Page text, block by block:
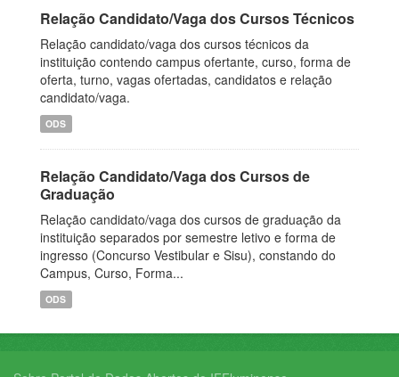
Relação Candidato/Vaga dos Cursos Técnicos
Relação candidato/vaga dos cursos técnicos da
instituição contendo campus ofertante, curso, forma de
oferta, turno, vagas ofertadas, candidatos e relação
candidato/vaga.
ODS
Relação Candidato/Vaga dos Cursos de
Graduação
Relação candidato/vaga dos cursos de graduação da
instituição separados por semestre letivo e forma de
ingresso (Concurso Vestibular e Sisu), constando do
Campus, Curso, Forma...
ODS